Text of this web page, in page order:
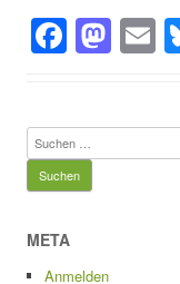
F
e
b
o
M
o
E
Suchen
nach:
META
Anmelden